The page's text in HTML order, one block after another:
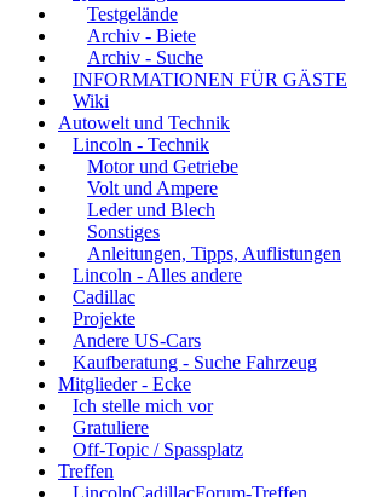
Testgelände
Archiv - Biete
Archiv - Suche
INFORMATIONEN FÜR GÄSTE
Wiki
Autowelt und Technik
Lincoln - Technik
Motor und Getriebe
Volt und Ampere
Leder und Blech
Sonstiges
Anleitungen, Tipps, Auflistungen
Lincoln - Alles andere
Cadillac
Projekte
Andere US-Cars
Kaufberatung - Suche Fahrzeug
Mitglieder - Ecke
Ich stelle mich vor
Gratuliere
Off-Topic / Spassplatz
Treffen